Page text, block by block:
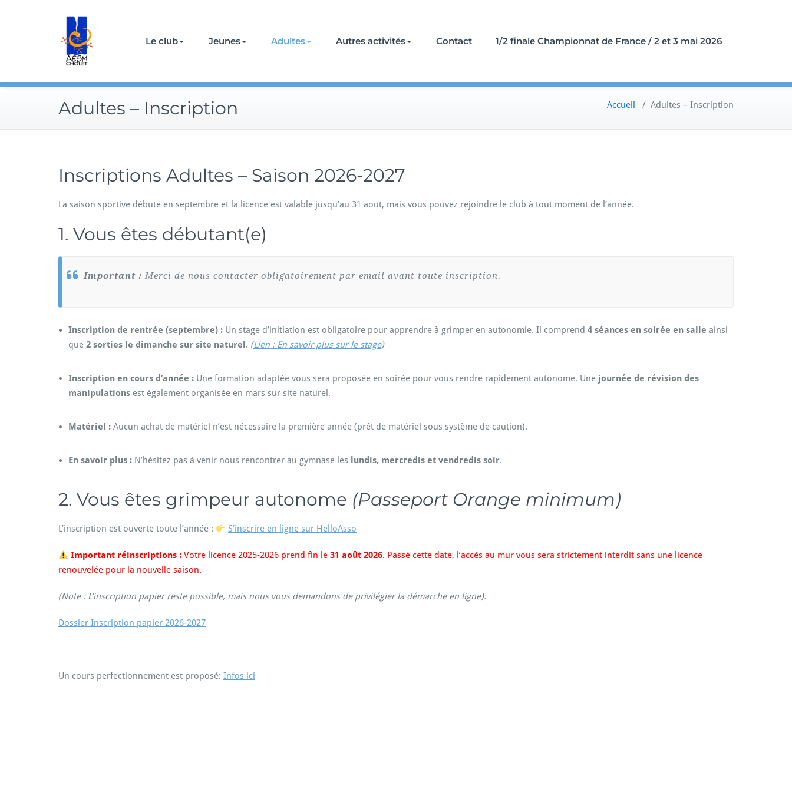
Le club Jeunes Adultes Autres activités Contact 1/2 finale Championnat de France / 2 et 3 mai 2026
Adultes – Inscription Accueil / Adultes – Inscription
Inscriptions Adultes – Saison 2026-2027
La saison sportive débute en septembre et la licence est valable jusqu’au 31 aout, mais vous pouvez rejoindre le club à tout moment de l’année.
1. Vous êtes débutant(e)
Important : Merci de nous contacter obligatoirement par email avant toute inscription.
Inscription de rentrée (septembre) : Un stage d’initiation est obligatoire pour apprendre à grimper en autonomie. Il comprend 4 séances en soirée en salle ainsi
que 2 sorties le dimanche sur site naturel . (Lien : En savoir plus sur le stage)
Inscription en cours d’année : Une formation adaptée vous sera proposée en soirée pour vous rendre rapidement autonome. Une journée de révision des
manipulations est également organisée en mars sur site naturel.
Matériel : Aucun achat de matériel n’est nécessaire la première année (prêt de matériel sous système de caution).
En savoir plus : N’hésitez pas à venir nous rencontrer au gymnase les lundis, mercredis et vendredis soir.
2. Vous êtes grimpeur autonome (Passeport Orange minimum)
L’inscription est ouverte toute l’année : S’inscrire en ligne sur HelloAsso
Important réinscriptions : Votre licence 2025-2026 prend fin le31 août 2026. Passé cette date, l’accès au mur vous sera strictement interdit sans une licence
renouvelée pour la nouvelle saison.
(Note : L’inscription papier reste possible, mais nous vous demandons de privilégier la démarche en ligne).
Dossier Inscription papier 2026-2027
Un cours perfectionnement est proposé: Infos ici